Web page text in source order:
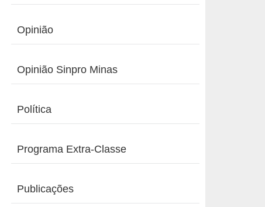
Opinião
Opinião Sinpro Minas
Política
Programa Extra-Classe
Publicações